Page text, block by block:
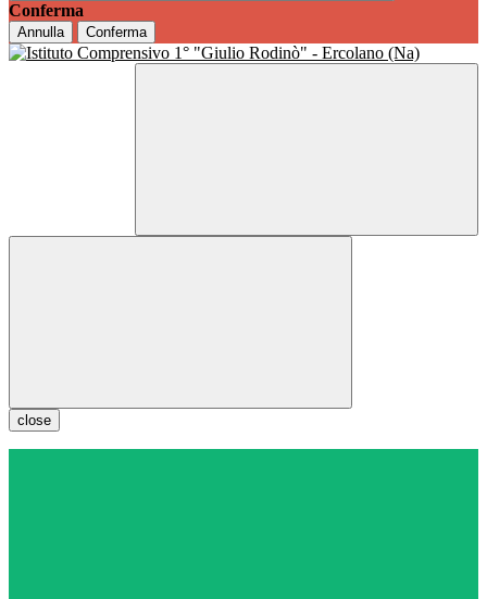
Conferma
Annulla Conferma
close